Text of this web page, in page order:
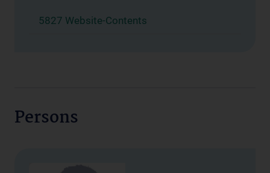
5827 Website-Contents
Persons